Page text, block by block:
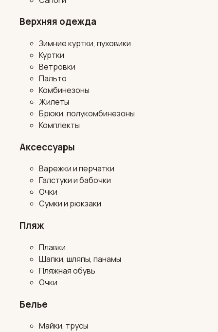
Верхняя одежда
Зимние куртки, пуховики
Куртки
Ветровки
Пальто
Комбинезоны
Жилеты
Брюки, полукомбинезоны
Комплекты
Аксессуары
Варежки и перчатки
Галстуки и бабочки
Очки
Сумки и рюкзаки
Пляж
Плавки
Шапки, шляпы, панамы
Пляжная обувь
Очки
Белье
Майки, трусы